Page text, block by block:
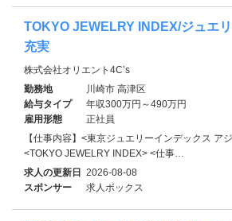
TOKYO JEWELRY INDEX/ジュエ
充実
株式会社オリエント4C’s
勤務地
川崎市 高津区
給与タイプ
年収300万円～490万円
雇用形態
正社員
【仕事内容】<東京ジュエリーインデックス ア
<TOKYO JEWELRY INDEX> <仕事…
求人の更新日 2026-08-08
スポンサー
求人ボックス